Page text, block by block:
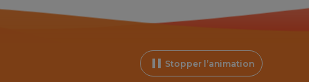
Stopper l’animation